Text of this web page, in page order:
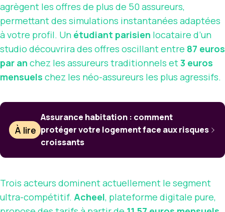
agrègent les offres de plus de 50 assureurs,
permettant des simulations instantanées adaptées
à votre profil. Un étudiant parisien locataire d’un
studio découvrira des offres oscillant entre 87 euros
par an chez les assureurs traditionnels et3 euros
mensuels chez les néo-assureurs les plus agressifs.
À lire
Assurance habitation : comment
protéger votre logement face aux risques
croissants
Trois acteurs dominent actuellement le segment
ultra-compétitif. Acheel, plateforme digitale pure,